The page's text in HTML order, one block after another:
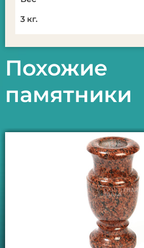
3 кг.
Похожие
памятники